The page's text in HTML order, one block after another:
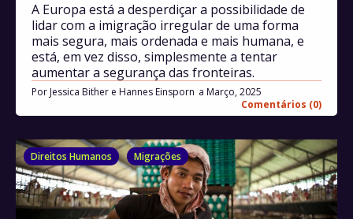
Por Jessica Bither e Hannes Einsporn
Março, 2025
Comentários (0)
A Europa está a desperdiçar a possibilidade de
lidar com a imigração irregular de uma forma
mais segura, mais ordenada e mais humana, e
está, em vez disso, simplesmente a tentar
aumentar a segurança das fronteiras.
Direitos Humanos Migrações